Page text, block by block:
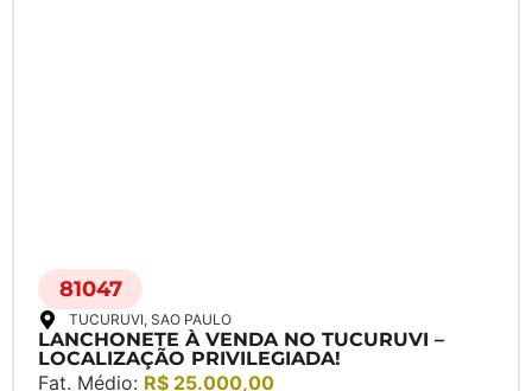
81047
TUCURUVI, SAO PAULO
LANCHONETE À VENDA NO TUCURUVI –
LOCALIZAÇÃO PRIVILEGIADA!
Fat. Médio: R$ 25.000,00